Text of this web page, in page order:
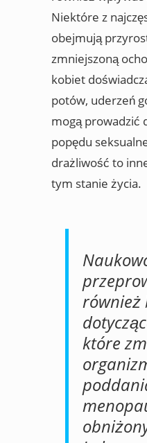
Niektóre z
obejmują
zmniejszoną
kobiet
potów, uderzeń
mogą prowadzić
popędu
drażliwość to
tym stanie życia.
również
które